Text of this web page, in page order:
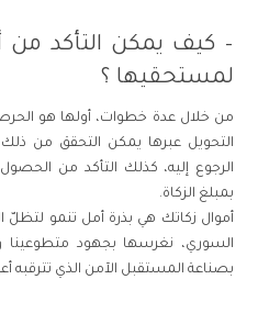
– كيف يمكن التأكد من
لمستحقيها ؟
من خلال عدة خطوات، أولها هو
التحويل عبرها يمكن التحقق من
الرجوع إليه، كذلك التأكد من
بمبلغ الزكاة.
أموال زكاتك هي بذرة أمل تنمو لتظلّ
السوري، نغرسها بجهود متطوعينا و
بصناعة المستقبل الآمن الذي تترقبه